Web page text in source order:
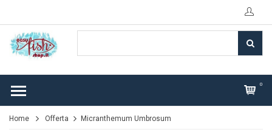
0
Home Offerta Micranthemum Umbrosum